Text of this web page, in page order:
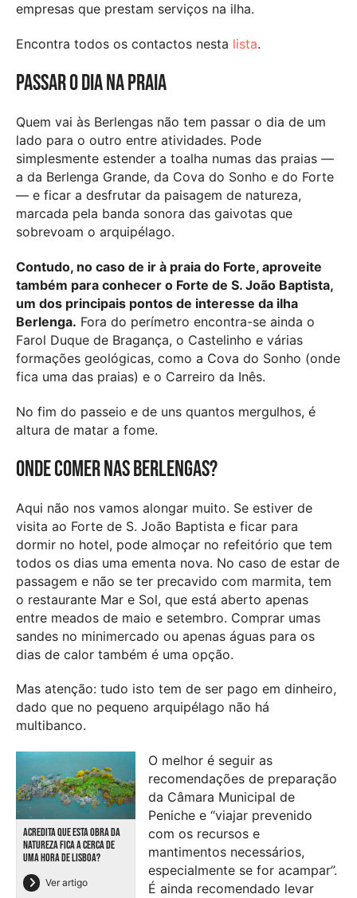
empresas que prestam serviços na ilha.
Encontra todos os contactos nesta lista.
Passar o dia na praia
Quem vai às Berlengas não tem passar o dia de um
lado para o outro entre atividades. Pode
simplesmente estender a toalha numas das praias —
a da Berlenga Grande, da Cova do Sonho e do Forte
— e ficar a desfrutar da paisagem de natureza,
marcada pela banda sonora das gaivotas que
sobrevoam o arquipélago.
Contudo, no caso de ir à praia do Forte, aproveite
também para conhecer o Forte de S. João Baptista,
um dos principais pontos de interesse da ilha
Berlenga. Fora do perímetro encontra-se ainda o
Farol Duque de Bragança, o Castelinho e várias
formações geológicas, como a Cova do Sonho (onde
fica uma das praias) e o Carreiro da Inês.
No fim do passeio e de uns quantos mergulhos, é
altura de matar a fome.
Onde comer nas Berlengas?
Aqui não nos vamos alongar muito. Se estiver de
visita ao Forte de S. João Baptista e ficar para
dormir no hotel, pode almoçar no refeitório que tem
todos os dias uma ementa nova. No caso de estar de
passagem e não se ter precavido com marmita, tem
o restaurante Mar e Sol, que está aberto apenas
entre meados de maio e setembro. Comprar umas
sandes no minimercado ou apenas águas para os
dias de calor também é uma opção.
Mas atenção: tudo isto tem de ser pago em dinheiro,
dado que no pequeno arquipélago não há
multibanco.
ACREDITA QUE ESTA OBRA DA
NATUREZA FICA A CERCA DE
UMA HORA DE LISBOA?
Ver artigo
O melhor é seguir as
recomendações de preparação
da Câmara Municipal de
Peniche e “viajar prevenido
com os recursos e
mantimentos necessários,
especialmente se for acampar”.
É ainda recomendado levar